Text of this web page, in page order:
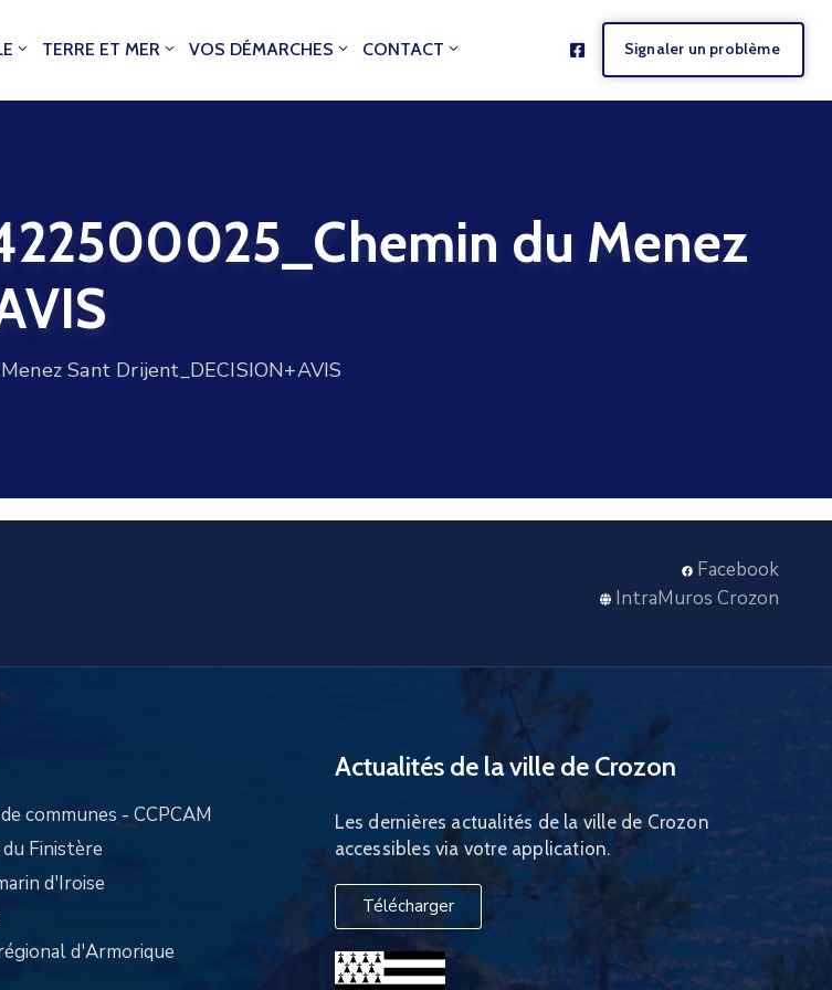
TERRE ET MER VOS DÉMARCHES CONTACT Signaler un problème
du Menez
Sant Drijent_DECISION+AVIS
Facebook
IntraMuros Crozon
communes - CCPCAM
Finistère
d'Iroise
d'Armorique
Actualités de la ville de Crozon
Les dernières actualités de la ville de Crozon
accessibles via votre application.
Télécharger